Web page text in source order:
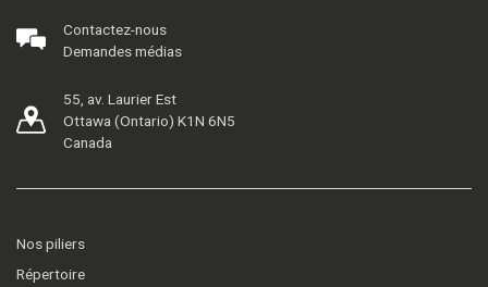
Contactez-nous
Demandes médias
55, av. Laurier Est
Ottawa (Ontario) K1N 6N5
Canada
Nos piliers
Répertoire